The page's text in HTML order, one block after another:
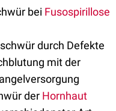
bei Fusospirillose
durch Defekte
mit der
der Hornhaut